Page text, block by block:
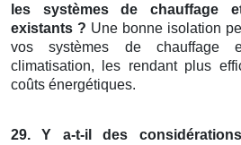
les systèmes de chauffage
existants ? Une bonne isolation
vos systèmes de chauffage
climatisation, les rendant plus
coûts énergétiques.
29. Y a-t-il des